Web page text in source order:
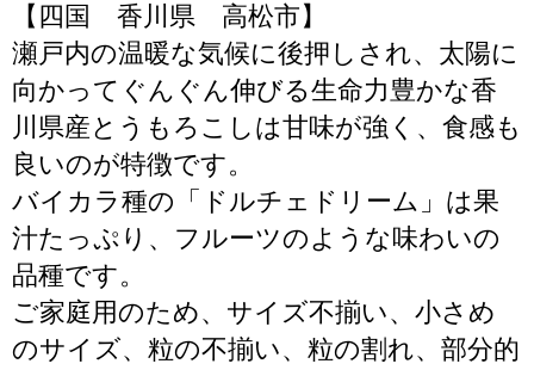
【四国 香川県 高松市】
瀬戸内の温暖な気候に後押しされ、太陽に
向かってぐんぐん伸びる生命力豊かな香
川県産とうもろこしは甘味が強く、食感も
良いのが特徴です。
バイカラ種の「ドルチェドリーム」は果
汁たっぷり、フルーツのような味わいの
品種です。
ご家庭用のため、サイズ不揃い、小さめ
のサイズ、粒の不揃い、粒の割れ、部分的